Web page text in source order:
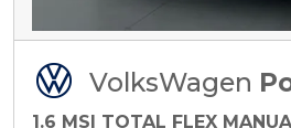
VolksWagen
1.6 MSI TOTAL FLEX